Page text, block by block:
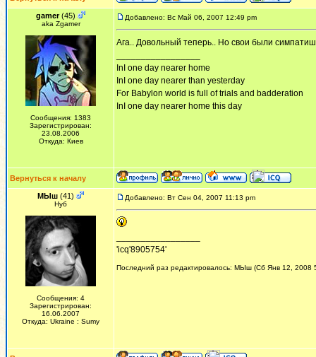
gamer(45)
aka Zgamer
Сообщения: 1383
Зарегистрирован:
23.08.2006
Откуда: Киев
Добавлено: Вс Май 06, 2007 12:49 pm
Ага.. Довольный теперь.. Но свои были
InI one day nearer home
InI one day nearer than yesterday
For Babylon world is full of trials and badderation
InI one day nearer home this day
Вернуться к началу
МЫш (41)
Нуб
Сообщения: 4
Зарегистрирован:
16.06.2007
Откуда: Ukraine : Sumy
Добавлено: Вт Сен 04, 2007 11:13 pm
'icq'8905754'
Последний раз редактировалось: МЫш (Сб Янв 12, 2008